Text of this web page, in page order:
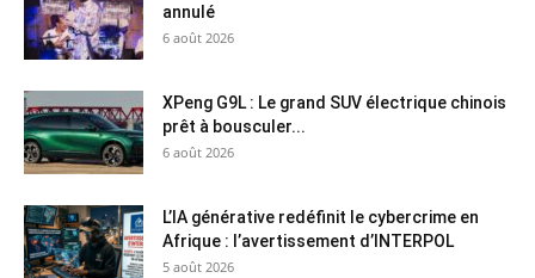
annulé
6 août 2026
XPeng G9L : Le grand SUV électrique chinois
prêt à bousculer...
6 août 2026
L’IA générative redéfinit le cybercrime en
Afrique : l’avertissement d’INTERPOL
5 août 2026